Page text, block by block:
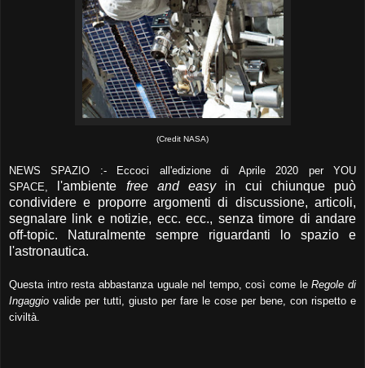
(Credit NASA)
NEWS SPAZIO :- Eccoci all'edizione di Aprile 2020 per YOU
SPACE,
l'ambiente free and easyin cui chiunque può
condividere e proporre argomenti di discussione, articoli,
segnalare link e notizie, ecc. ecc., senza timore di andare
off-topic. Naturalmente sempre riguardanti lo spazio e
l'astronautica.
Questa intro resta abbastanza uguale nel tempo, così come leRegole di
Ingaggio valide per tutti, giusto per fare le cose per bene, con rispetto e
civiltà.